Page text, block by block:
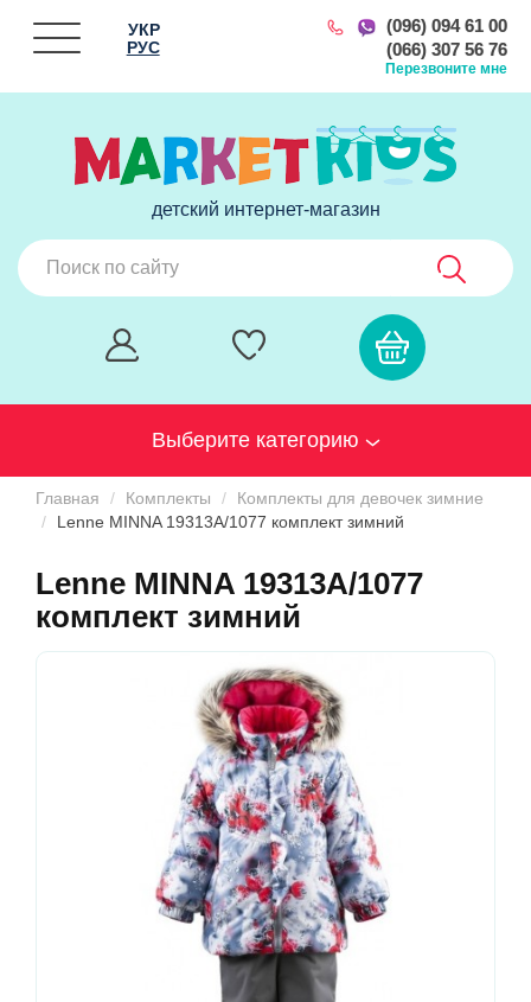
(096) 094 61 00
(066) 307 56 76
Перезвоните мне
УКР
РУС
детский интернет-магазин
Выберите категорию
Главная Комплекты
Комплекты для девочек зимние
Lenne MINNA 19313A/1077 комплект зимний
Lenne MINNA 19313A/1077
комплект зимний